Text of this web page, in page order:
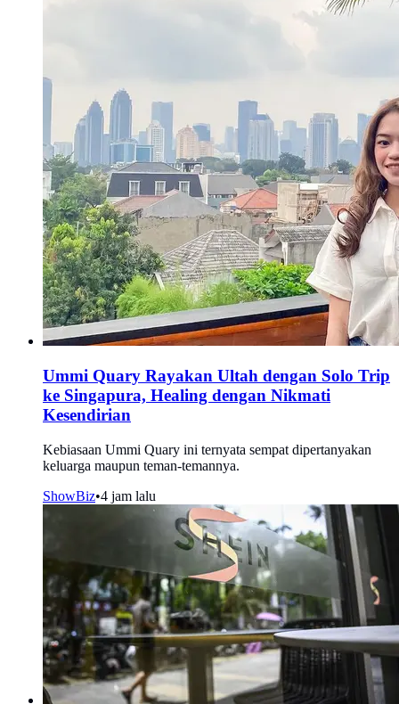
Ummi Quary Rayakan Ultah dengan Solo Trip
ke Singapura, Healing dengan Nikmati
Kesendirian
Kebiasaan Ummi Quary ini ternyata sempat dipertanyakan
keluarga maupun teman-temannya.
ShowBiz•4 jam lalu